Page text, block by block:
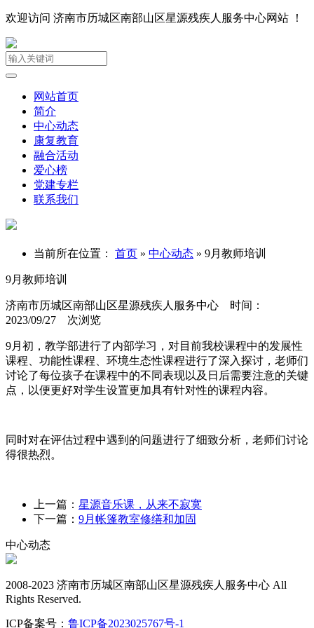
欢迎访问 济南市历城区南部山区星源残疾人服务中心网站 ！
网站首页
简介
中心动态
康复教育
融合活动
爱心榜
党建专栏
联系我们
当前所在位置： 首页 » 中心动态 » 9月教师培训
9月教师培训
济南市历城区南部山区星源残疾人服务中心 时间：
2023/09/27 次浏览
9月初，教学部进行了内部学习，对目前我校课程中的发展性
课程、功能性课程、环境生态性课程进行了深入探讨，老师们
讨论了每位孩子在课程中的不同表现以及日后需要注意的关键
点，以便更好对学生设置更加具有针对性的课程内容。
同时对在评估过程中遇到的问题进行了细致分析，老师们讨论
得很热烈。
上一篇： 星源音乐课，从来不寂寞
下一篇： 9月帐篷教室修缮和加固
中心动态
2008-2023 济南市历城区南部山区星源残疾人服务中心 All
Rights Reserved.
ICP备案号： 鲁ICP备2023025767号-1